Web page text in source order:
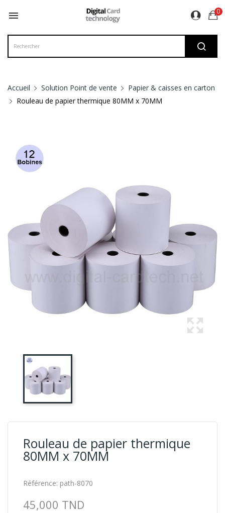
 0
Accueil Solution Point de vente
Papier & caisses en carton
Rouleau de papier thermique 80MM x 70MM
Rouleau de papier thermique
80MM x 70MM
Référence: path-8070
45,000 TND